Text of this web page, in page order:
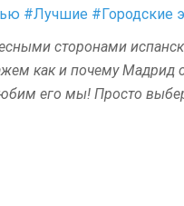
#Лучшие #Городские
сторонами
как и почему Мадрид
его мы! Просто